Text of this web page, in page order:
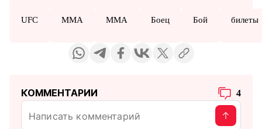
UFC MMA ММА Боец Бой билеты
КОММЕНТАРИИ 4